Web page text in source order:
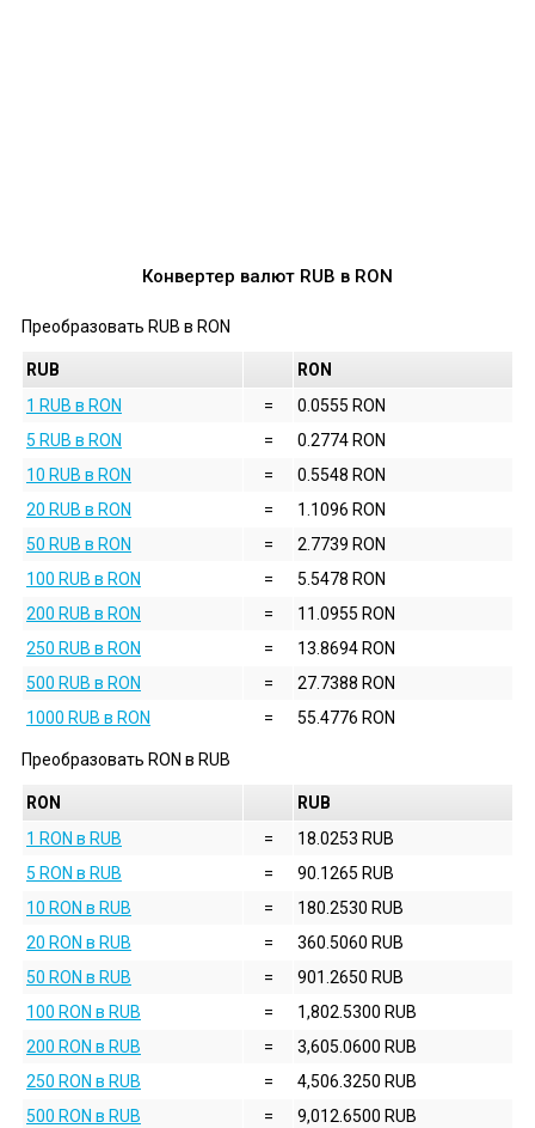
Конвертер валют RUB в RON
Преобразовать RUB в RON
RUB
RON
1 RUB в RON
=
0.0555 RON
5 RUB в RON
=
0.2774 RON
10 RUB в RON
=
0.5548 RON
20 RUB в RON
=
1.1096 RON
50 RUB в RON
=
2.7739 RON
100 RUB в RON
=
5.5478 RON
200 RUB в RON
=
11.0955 RON
250 RUB в RON
=
13.8694 RON
500 RUB в RON
=
27.7388 RON
1000 RUB в RON
= 55.4776 RON
Преобразовать RON в RUB
RON
RUB
1 RON в RUB
=
18.0253 RUB
5 RON в RUB
=
90.1265 RUB
10 RON в RUB
=
180.2530 RUB
20 RON в RUB
=
360.5060 RUB
50 RON в RUB
=
901.2650 RUB
100 RON в RUB
=
1,802.5300 RUB
200 RON в RUB
=
3,605.0600 RUB
250 RON в RUB
=
4,506.3250 RUB
500 RON в RUB
=
9,012.6500 RUB